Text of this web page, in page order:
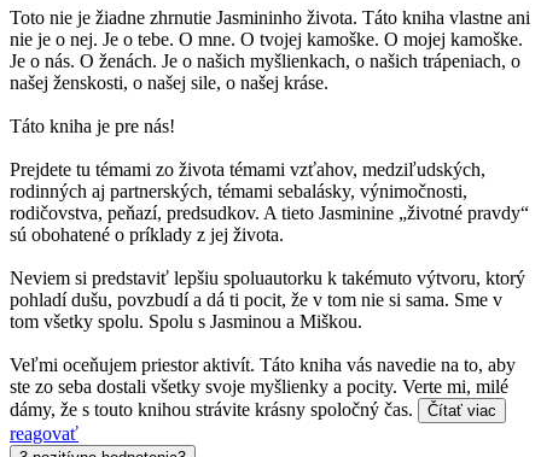
Toto nie je žiadne zhrnutie Jasmininho života. Táto kniha vlastne ani
nie je o nej. Je o tebe. O mne. O tvojej kamoške. O mojej kamoške.
Je o nás. O ženách. Je o našich myšlienkach, o našich trápeniach, o
našej ženskosti, o našej sile, o našej kráse.
Táto kniha je pre nás!
Prejdete tu témami zo života témami vzťahov, medziľudských,
rodinných aj partnerských, témami sebalásky, výnimočnosti,
rodičovstva, peňazí, predsudkov. A tieto Jasminine „životné pravdy“
sú obohatené o príklady z jej života.
Neviem si predstaviť lepšiu spoluautorku k takémuto výtvoru, ktorý
pohladí dušu, povzbudí a dá ti pocit, že v tom nie si sama. Sme v
tom všetky spolu. Spolu s Jasminou a Miškou.
Veľmi oceňujem priestor aktivít. Táto kniha vás navedie na to, aby
ste zo seba dostali všetky svoje myšlienky a pocity. Verte mi, milé
dámy, že s touto knihou strávite krásny spoločný čas.
Čítať viac
reagovať